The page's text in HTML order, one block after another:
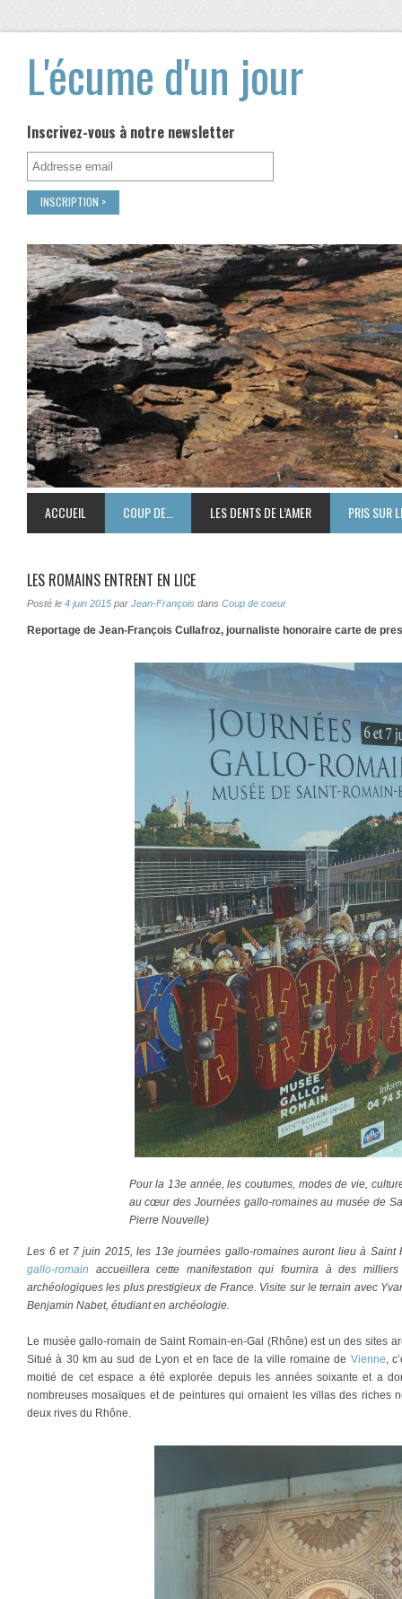
L'écume d'un jour
Inscrivez-vous à notre newsletter
ACCUEIL COUP DE… LES DENTS DE L’AMER PRIS SUR
LES ROMAINS ENTRENT EN LICE
Posté le 4 juin 2015 par Jean-François dans Coup de coeur
Reportage de Jean-François Cullafroz, journaliste honoraire carte de
Pour la 13e année, les coutumes, modes de vie,
au cœur des Journées gallo-romaines au musée de
Pierre Nouvelle)
Les 6 et 7 juin 2015, les 13e journées gallo-romaines auront lieu à Saint
gallo-romain accueillera cette manifestation qui fournira à des
archéologiques les plus prestigieux de France. Visite sur le terrain avec
Benjamin Nabet, étudiant en archéologie.
Le musée gallo-romain de Saint Romain-en-Gal (Rhône) est un des sites
Situé à 30 km au sud de Lyon et en face de la ville romaine de Vienne ,
moitié de cet espace a été explorée depuis les années soixante et a
nombreuses mosaïques et de peintures qui ornaient les villas des riches
deux rives du Rhône.